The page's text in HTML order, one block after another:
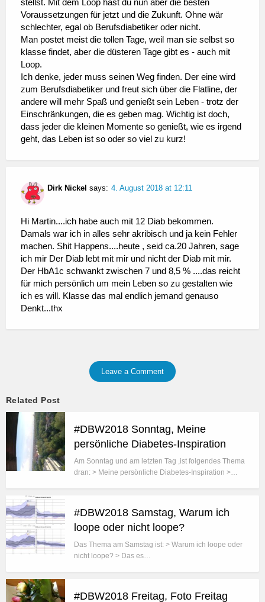
stellst. Mit dem Loop hast du nun aber die besten
Voraussetzungen für jetzt und die Zukunft. Ohne wär
schlechter, egal ob Berufsdiabetiker oder nicht.
Man postet meist die tollen Tage, weil man sie selbst so
klasse findet, aber die düsteren Tage gibt es - auch mit
Loop.
Ich denke, jeder muss seinen Weg finden. Der eine wird
zum Berufsdiabetiker und freut sich über die Flatline, der
andere will mehr Spaß und genießt sein Leben - trotz der
Einschränkungen, die es geben mag. Wichtig ist doch,
dass jeder die kleinen Momente so genießt, wie es irgend
geht, das Leben ist so oder so viel zu kurz!
Dirk Nickel says: 4. August 2018 at 12:11
Hi Martin....ich habe auch mit 12 Diab bekommen.
Damals war ich in alles sehr akribisch und ja kein Fehler
machen. Shit Happens....heute , seid ca.20 Jahren, sage
ich mir Der Diab lebt mit mir und nicht der Diab mit mir.
Der HbA1c schwankt zwischen 7 und 8,5 % ....das reicht
für mich persönlich um mein Leben so zu gestalten wie
ich es will. Klasse das mal endlich jemand genauso
Denkt...thx
Leave a Comment
Related Post
#DBW2018 Sonntag, Meine
persönliche Diabetes-Inspiration
Am Sonntag und am letzten Tag ,ist folgendes Thema
dran: > Meine persönliche Diabetes-Inspiration >…
#DBW2018 Samstag, Warum ich
loope oder nicht loope?
Das Thema am Samstag ist: > Warum ich loope oder
nicht loope? > Das es…
#DBW2018 Freitag, Foto Freitag